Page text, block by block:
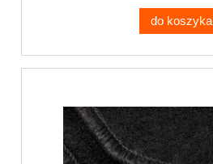
do koszyka